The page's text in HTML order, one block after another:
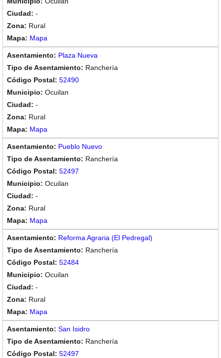
-
Rural
Mapa
Plaza Nueva
Ranchería
52490
Ocuilan
-
Rural
Mapa
Pueblo Nuevo
Ranchería
52497
Ocuilan
-
Rural
Mapa
Reforma Agraria (El Pedregal)
Ranchería
52484
Ocuilan
-
Rural
Mapa
San Isidro
Ranchería
52497